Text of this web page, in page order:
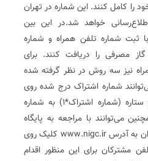
را کامل کنند. این شماره در تهران
خواهد شد.در این بین
ثبت شماره تلفن همراه و شماره
مصرفی را دریافت کنند. برای
نیز سه روش در نظر گرفته شده
شماره اشتراک درج شده روی
قبوض گاز را به همراه یک و ستاره (شماره اشتراک*۱) به شماره
کند.همچنین می‌توانند با مراجعه به پایگاه
اطلاع‌رسانی شرکت ملی گاز ایران به آدرس www.nigc.ir کلیک روی
مشترکان برای این منظور اقدام